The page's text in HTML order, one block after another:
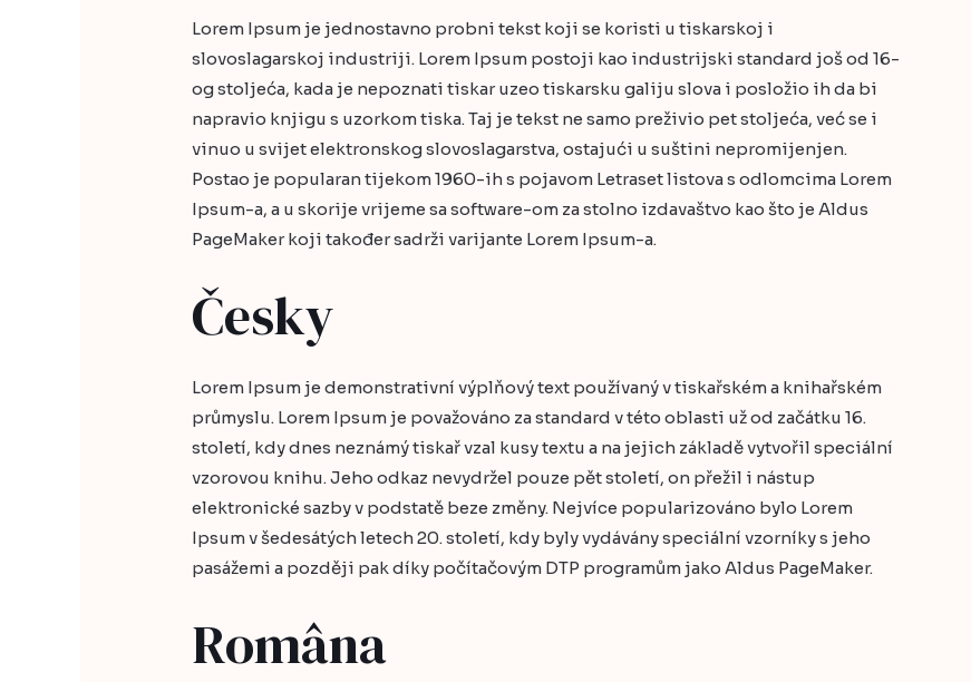
Lorem Ipsum je jednostavno probni tekst koji se koristi u tiskarskoj i
slovoslagarskoj industriji. Lorem Ipsum postoji kao industrijski standard još od 16-
og stoljeća, kada je nepoznati tiskar uzeo tiskarsku galiju slova i posložio ih da bi
napravio knjigu s uzorkom tiska. Taj je tekst ne samo preživio pet stoljeća, već se i
vinuo u svijet elektronskog slovoslagarstva, ostajući u suštini nepromijenjen.
Postao je popularan tijekom 1960-ih s pojavom Letraset listova s odlomcima Lorem
Ipsum-a, a u skorije vrijeme sa software-om za stolno izdavaštvo kao što je Aldus
PageMaker koji također sadrži varijante Lorem Ipsum-a.
Česky
Lorem Ipsum je demonstrativní výplňový text používaný v tiskařském a knihařském
průmyslu. Lorem Ipsum je považováno za standard v této oblasti už od začátku 16.
století, kdy dnes neznámý tiskař vzal kusy textu a na jejich základě vytvořil speciální
vzorovou knihu. Jeho odkaz nevydržel pouze pět století, on přežil i nástup
elektronické sazby v podstatě beze změny. Nejvíce popularizováno bylo Lorem
Ipsum v šedesátých letech 20. století, kdy byly vydávány speciální vzorníky s jeho
pasážemi a později pak díky počítačovým DTP programům jako Aldus PageMaker.
Româna